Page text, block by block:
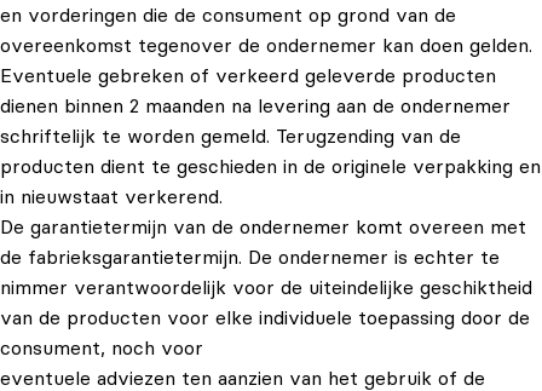
en vorderingen die de consument op grond van de
overeenkomst tegenover de ondernemer kan doen gelden.
Eventuele gebreken of verkeerd geleverde producten
dienen binnen 2 maanden na levering aan de ondernemer
schriftelijk te worden gemeld. Terugzending van de
producten dient te geschieden in de originele verpakking en
in nieuwstaat verkerend.
De garantietermijn van de ondernemer komt overeen met
de fabrieksgarantietermijn. De ondernemer is echter te
nimmer verantwoordelijk voor de uiteindelijke geschiktheid
van de producten voor elke individuele toepassing door de
consument, noch voor
eventuele adviezen ten aanzien van het gebruik of de